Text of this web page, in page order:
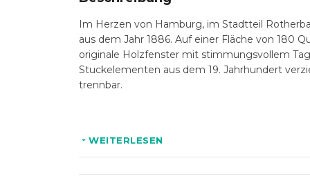
Im Herzen von Hamburg, im Stadtteil
aus dem Jahr 1886. Auf einer Fläche von 180
originale Holzfenster mit stimmungsvollem
Stuckelementen aus dem 19. Jahrhundert
trennbar.
für verschiedene Veranstaltungen wie Foto-,
originalen Parkett- und Dielenböden sowie
WEITERLESEN